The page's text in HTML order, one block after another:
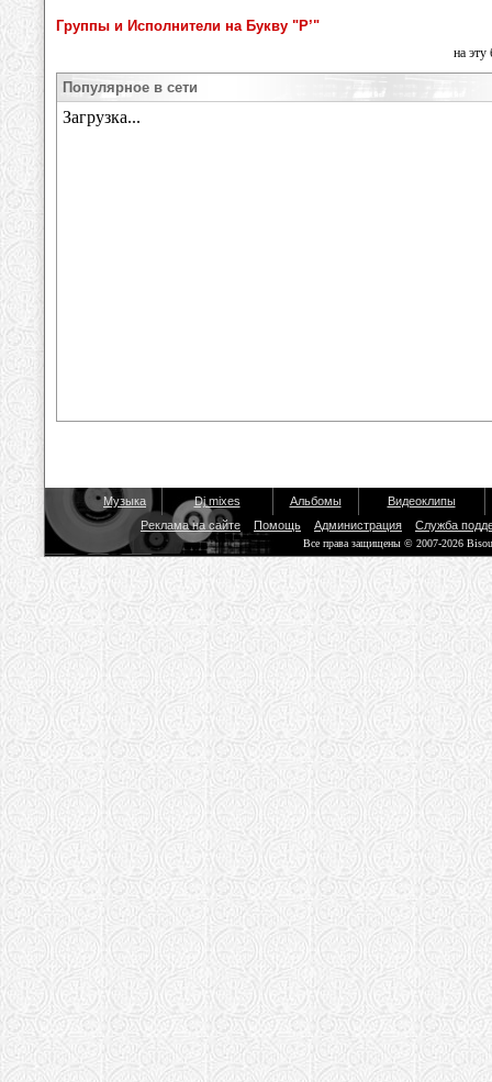
Группы и Исполнители на Букву "Р’"
на эту
Популярное в сети
Музыка Dj mixes Альбомы
Видеоклипы
Реклама на сайте
Помощь Администрация Служба
Все права защищены © 2007-2026